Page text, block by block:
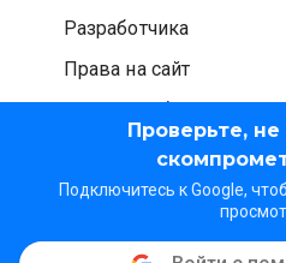
Проверьте,
Подключитесь к Google,
Разработчика
Права на сайт
Проверка безопасности